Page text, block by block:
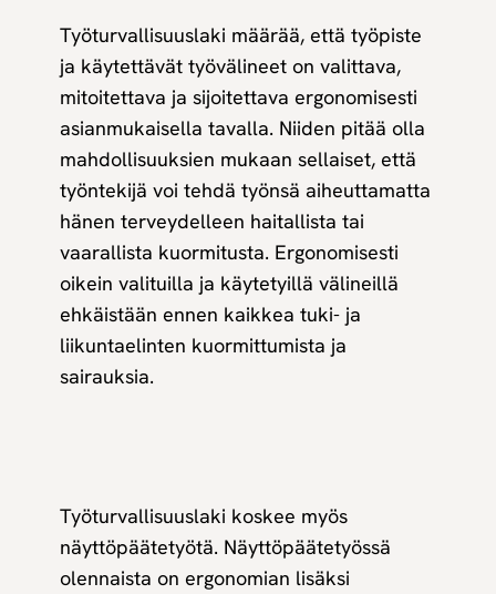
Työturvallisuuslaki määrää, että työpiste
ja käytettävät työvälineet on valittava,
mitoitettava ja sijoitettava ergonomisesti
asianmukaisella tavalla. Niiden pitää olla
mahdollisuuksien mukaan sellaiset, että
työntekijä voi tehdä työnsä aiheuttamatta
hänen terveydelleen haitallista tai
vaarallista kuormitusta. Ergonomisesti
oikein valituilla ja käytetyillä välineillä
ehkäistään ennen kaikkea tuki- ja
liikuntaelinten kuormittumista ja
sairauksia.
Työturvallisuuslaki koskee myös
näyttöpäätetyötä. Näyttöpäätetyössä
olennaista on ergonomian lisäksi